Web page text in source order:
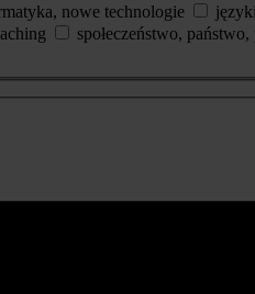
nowe technologie
społeczeństwo,